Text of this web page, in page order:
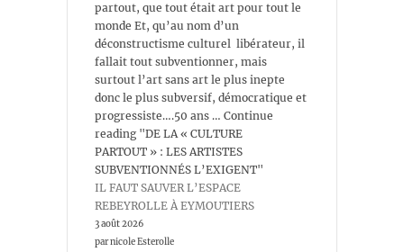
partout, que tout était art pour tout le
monde Et, qu’au nom d’un
déconstructisme culturel libérateur, il
fallait tout subventionner, mais
surtout l’art sans art le plus inepte
donc le plus subversif, démocratique et
progressiste….50 ans … Continue
reading "DE LA « CULTURE
PARTOUT » : LES ARTISTES
SUBVENTIONNÉS L’EXIGENT"
IL FAUT SAUVER L’ESPACE
REBEYROLLE À EYMOUTIERS
3 août 2026
par nicole Esterolle